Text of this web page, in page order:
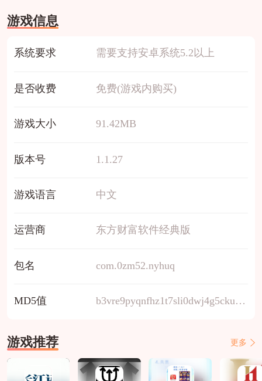
游戏信息
系统要求 需要支持安卓系统5.2以上
是否收费 免费(游戏内购买)
游戏大小 91.42MB
版本号 1.1.27
游戏语言 中文
运营商 东方财富软件经典版
包名 com.0zm52.nyhuq
MD5值 b3vre9pyqnfhz1t7sli0dwj4g5ckux2m
游戏推荐 更多